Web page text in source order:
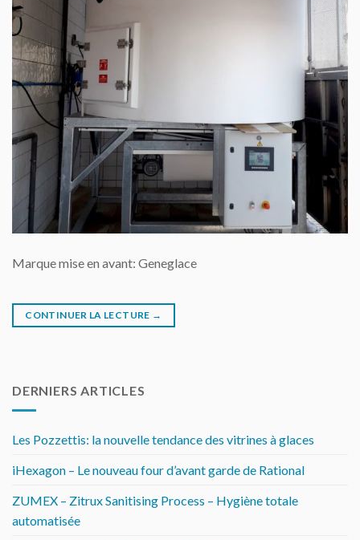
Marque mise en avant: Geneglace
CONTINUER LA LECTURE →
DERNIERS ARTICLES
Les Pozzettis: la nouvelle tendance des vitrines à glaces
iHexagon – Le nouveau four d’avant garde de Rational
ZUMEX – Zitrux Sanitising Process – Hygiène totale
automatisée